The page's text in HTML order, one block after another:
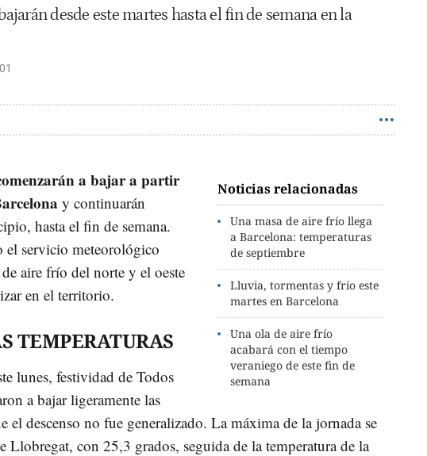
desde este martes hasta el fin de semana en la
Noticias relacionadas
Una masa de aire frío llega
a Barcelona: temperaturas
de septiembre
Lluvia, tormentas y frío este
martes en Barcelona
Una ola de aire frío
acabará con el tiempo
veraniego de este fin de
semana
a bajar a partir
y continuarán
hasta el fin de semana.
el servicio meteorológico
aire frío del norte y el oeste
en el territorio.
TEMPERATURAS
lunes, festividad de Todos
a bajar ligeramente las
el descenso no fue generalizado. La máxima de la jornada se
Llobregat, con 25,3 grados, seguida de la temperatura de la